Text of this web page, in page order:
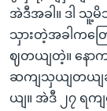
အဲဒီအခါ။ ဒါ သူ့မိ
သှားတဲ့အခါကတြ
ဈတယျတဲ့။ နောကျ
ဆကျသှယျတယျ
ယျ။ အဲဒီ ၂၇ ရကျ